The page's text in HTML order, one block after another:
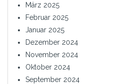
März 2025
Februar 2025
Januar 2025
Dezember 2024
November 2024
Oktober 2024
September 2024